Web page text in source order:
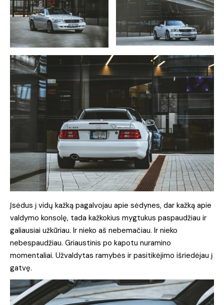
Įsėdus į vidų kažką pagalvojau apie sėdynes, dar kažką apie
valdymo konsolę, tada kažkokius mygtukus paspaudžiau ir
galiausiai užkūriau. Ir nieko aš nebemačiau. Ir nieko
nebespaudžiau. Griaustinis po kapotu nuramino
momentaliai. Užvaldytas ramybės ir pasitikėjimo išriedėjau į
gatvę.